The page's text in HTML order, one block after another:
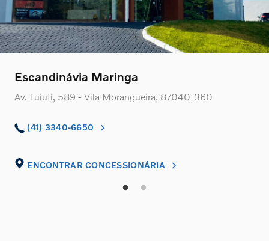
Escandinávia Maringa
Av. Tuiuti, 589 - Vila Morangueira, 87040-360
(41) 3340-6650
ENCONTRAR CONCESSIONÁRIA